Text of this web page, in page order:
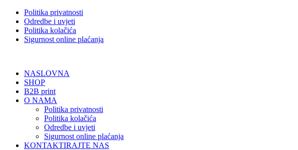
Politika privatnosti
Odredbe i uvjeti
Politika kolačića
Sigurnost online plaćanja
NASLOVNA
SHOP
B2B print
O NAMA
Politika privatnosti
Politika kolačića
Odredbe i uvjeti
Sigurnost online plaćanja
KONTAKTIRAJTE NAS